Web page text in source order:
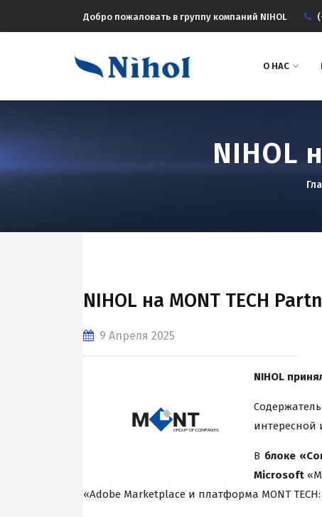
Добро пожаловать в группу компаний NIHOL
О НАС
NIHOL
NIHOL на MONT TECH
9 Апреля 2025
NIHOL
В блоке
Microsoft
«Adobe Marketplace и платформа MONT